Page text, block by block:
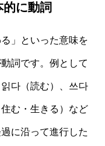
に動詞
」といった意味を
詞です。例として
다（読む）、쓰다
む・生きる）など
に沿って進行した